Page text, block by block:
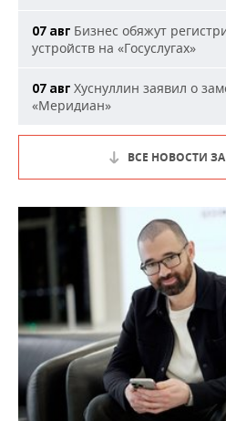
07 авг Бизнес обяжут
устройств на «Госуслугах»
07 авг Хуснуллин заявил о
«Меридиан»
ВСЕ НОВОСТИ